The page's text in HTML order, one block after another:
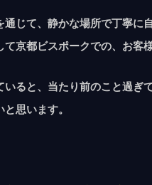
じて、静かな場所で丁寧
京都ビスポークでの、お客
ると、当たり前のこと過
思います。